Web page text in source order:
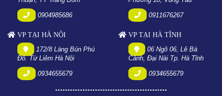
0904985686 0911676267
VP TẠI HÀ NỘI
172/8 Làng Bún Phú
Đô. Từ Liêm Hà Nội
0934655679
VP TẠI HÀ TĨNH
06 Ngõ 06, Lê Bá
Cảnh, Đại Nài Tp. Hà Tĩnh
0934655679